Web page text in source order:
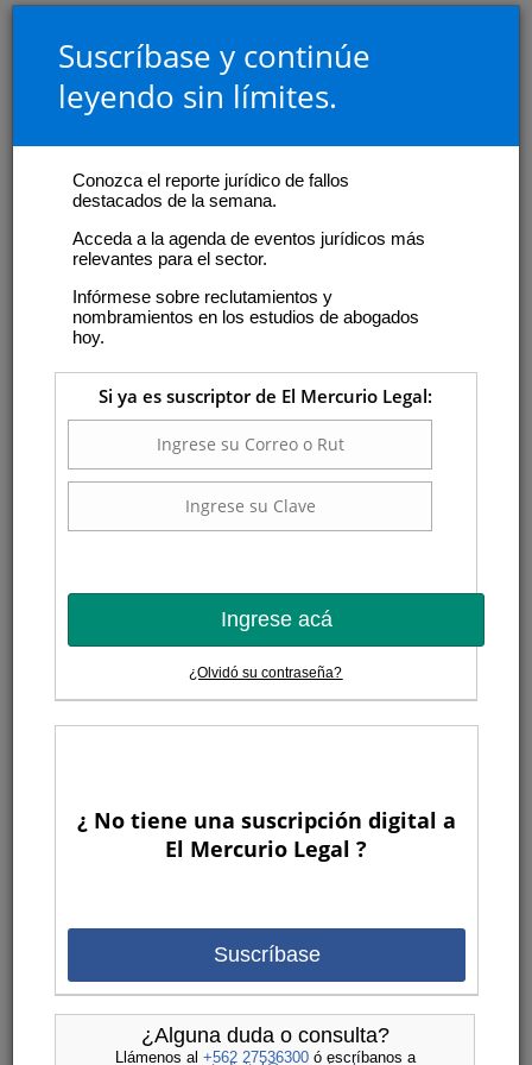
Suscríbase y continúe
leyendo sin límites.
Conozca el reporte jurídico de fallos
destacados de la semana.
Acceda a la agenda de eventos jurídicos más
relevantes para el sector.
Infórmese sobre reclutamientos y
nombramientos en los estudios de abogados
hoy.
Si ya es suscriptor de El Mercurio Legal:
Ingrese acá
¿Olvidó su contraseña?
¿ No tiene una suscripción digital a
El Mercurio Legal ?
Suscríbase
¿Alguna duda o consulta?
Llámenos al +562 27536300ó escríbanos a